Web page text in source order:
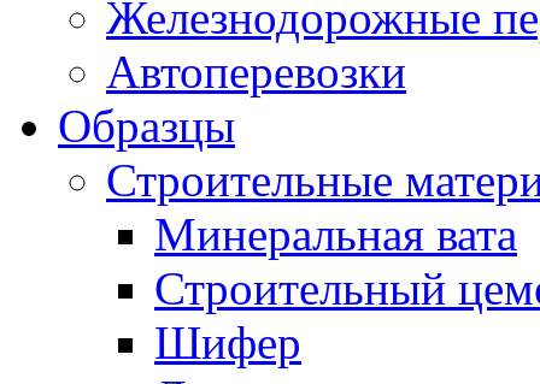
Железнодорожные
Автоперевозки
Образцы
Строительные
Минеральная вата
Строительный
Шифер